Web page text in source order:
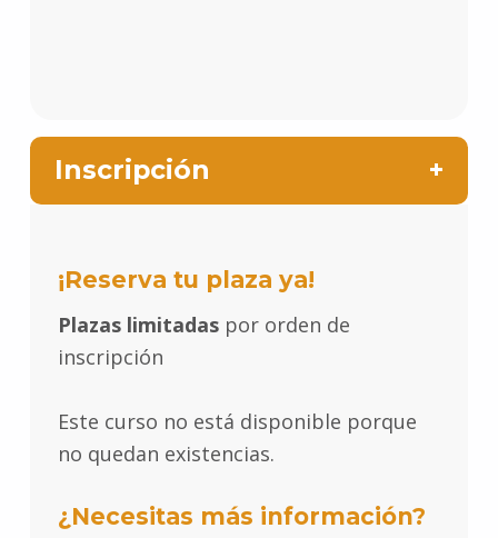
Inscripción
¡Reserva tu plaza ya!
Plazas limitadaspor orden de
inscripción
Este curso no está disponible porque
no quedan existencias.
¿Necesitas más información?